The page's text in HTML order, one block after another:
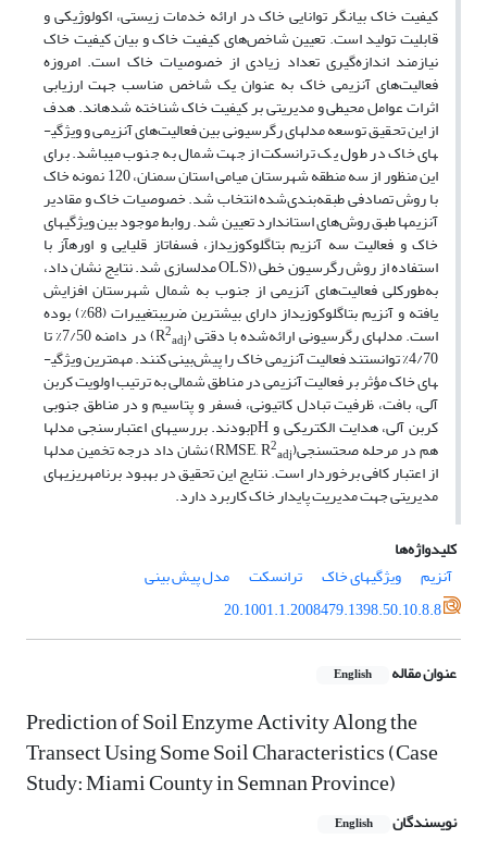
کیفیت خاک بیانگر توانایی خاک در ارائه خدمات زیستی، اکولوژیکی و
قابلیت تولید است. تعیین شاخص‌های کیفیت خاک و بیان کیفیت خاک
نیازمند اندازه‌گیری تعداد زیادی از خصوصیات خاک است. امروزه
فعالیت‌های آنزیمی خاک به عنوان یک شاخص مناسب جهت ارزیابی
اثرات عوامل محیطی و مدیریتی بر کیفیت خاک شناخته شده­اند. هدف
از این تحقیق توسعه مدل­های رگرسیونی بین فعالیت‌های آنزیمی و ویژگی­
های خاک در طول یک ترانسکت از جهت شمال به جنوب می­باشد. برای
این منظور از سه منطقه شهرستان میامی استان سمنان، 120 نمونه خاک
با روش تصادفی طبقه‌بندی‌شده انتخاب شد. خصوصیات خاک و مقادیر
آنزیم­ها طبق روش‌های استاندارد تعیین شد. روابط موجود بین ویژگی­های
خاک و فعالیت سه آنزیم بتاگلوکوزیداز، فسفاتاز قلیایی و اوره­آز با
استفاده از روش رگرسیون خطی ((OLS مدل­سازی شد. نتایج نشان داد،
به‌طورکلی فعالیت‌های آنزیمی از جنوب به شمال شهرستان افزایش
یافته و آنزیم بتاگلوکوزیداز دارای بیشترین ضریبتغییرات (68%) بوده
است. مدل­های رگرسیونی ارائه‌شده با دقتی (R 2adj ) در دامنه 7/50% تا
4/70% توانستند فعالیت آنزیمی خاک را پیش‌بینی کنند. مهمترین ویژگی­
های خاک مؤثر بر فعالیت آنزیمی در مناطق شمالی به ترتیب اولویت کربن
آلی، بافت، ظرفیت تبادل کاتیونی، فسفر و پتاسیم و در مناطق جنوبی
کربن آلی، هدایت الکتریکی و pHبودند. بررسی­های اعتبارسنجی مدل­ها
هم در مرحله صحت­سنجی(RMSE, R 2adj ) نشان داد درجه تخمین مدل­ها
از اعتبار کافی برخوردار است. نتایج این تحقیق در بهبود برنامه­ریزی­های
مدیریتی جهت مدیریت پایدار خاک کاربرد دارد.
کلیدواژه‌ها
آنزیم
ویژگیهای خاک ترانسکت
مدل پیش بینی
20.1001.1.2008479.1398.50.10.8.8
عنوان مقاله English
Prediction of Soil Enzyme Activity Along the
Transect Using Some Soil Characteristics (Case
Study: Miami County in Semnan Province)
نویسندگان English